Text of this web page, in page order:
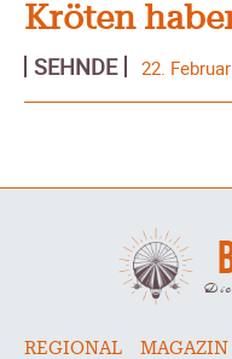
Kröten
SEHNDE 22.
REGIONAL MAGAZIN